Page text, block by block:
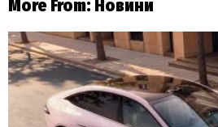
More From: Новини